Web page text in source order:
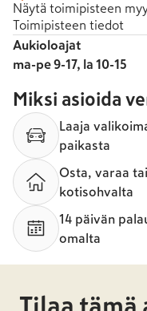
Näytä toimipisteen
Toimipisteen tiedot
Aukioloajat
ma-pe 9-17, la 10-15
Miksi asioida
Laaja
paikasta
Osta, varaa
kotisohvalta
14 päivän
omalta